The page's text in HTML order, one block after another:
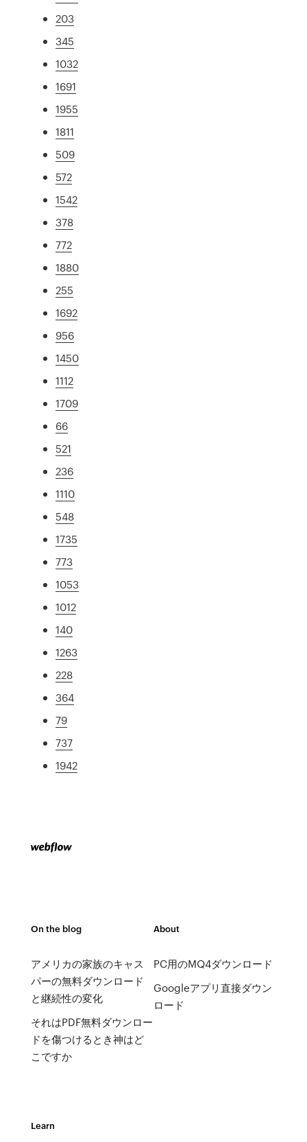
203
345
1032
1691
1955
1811
509
572
1542
378
772
1880
255
1692
956
1450
1112
1709
66
521
236
1110
548
1735
773
1053
1012
140
1263
228
364
79
737
1942
On the blog
アメリカの家族のキャス
パーの無料ダウンロード
と継続性の変化
それはPDF無料ダウンロー
ドを傷つけるとき神はど
こですか
About
PC用のMQ4ダウンロード
Googleアプリ直接ダウン
ロード
Learn